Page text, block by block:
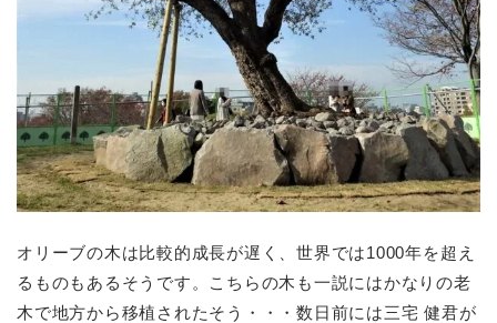
オリーブの木は比較的成長が遅く、世界では1000年を超え
るものもあるそうです。こちらの木も一説にはかなりの老
木で地方から移植されたそう・・・数日前には三宅 健君が